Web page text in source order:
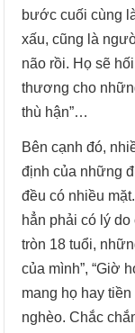
bước cuối cùng
xấu, cũng là
não rồi. Họ sẽ
thương cho
thù hận”…
Bên cạnh đó,
định của những
đều có nhiều
hẳn phải có lý do
tròn 18 tuổi,
của mình”, “Giờ
mang họ hay
nghèo. Chắc